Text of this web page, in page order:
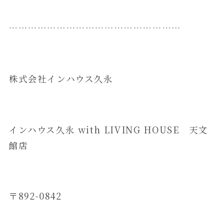
………………………………………………
​株式会社インハウス久永
インハウス久永 with LIVING HOUSE 天文
館店
〒892-0842